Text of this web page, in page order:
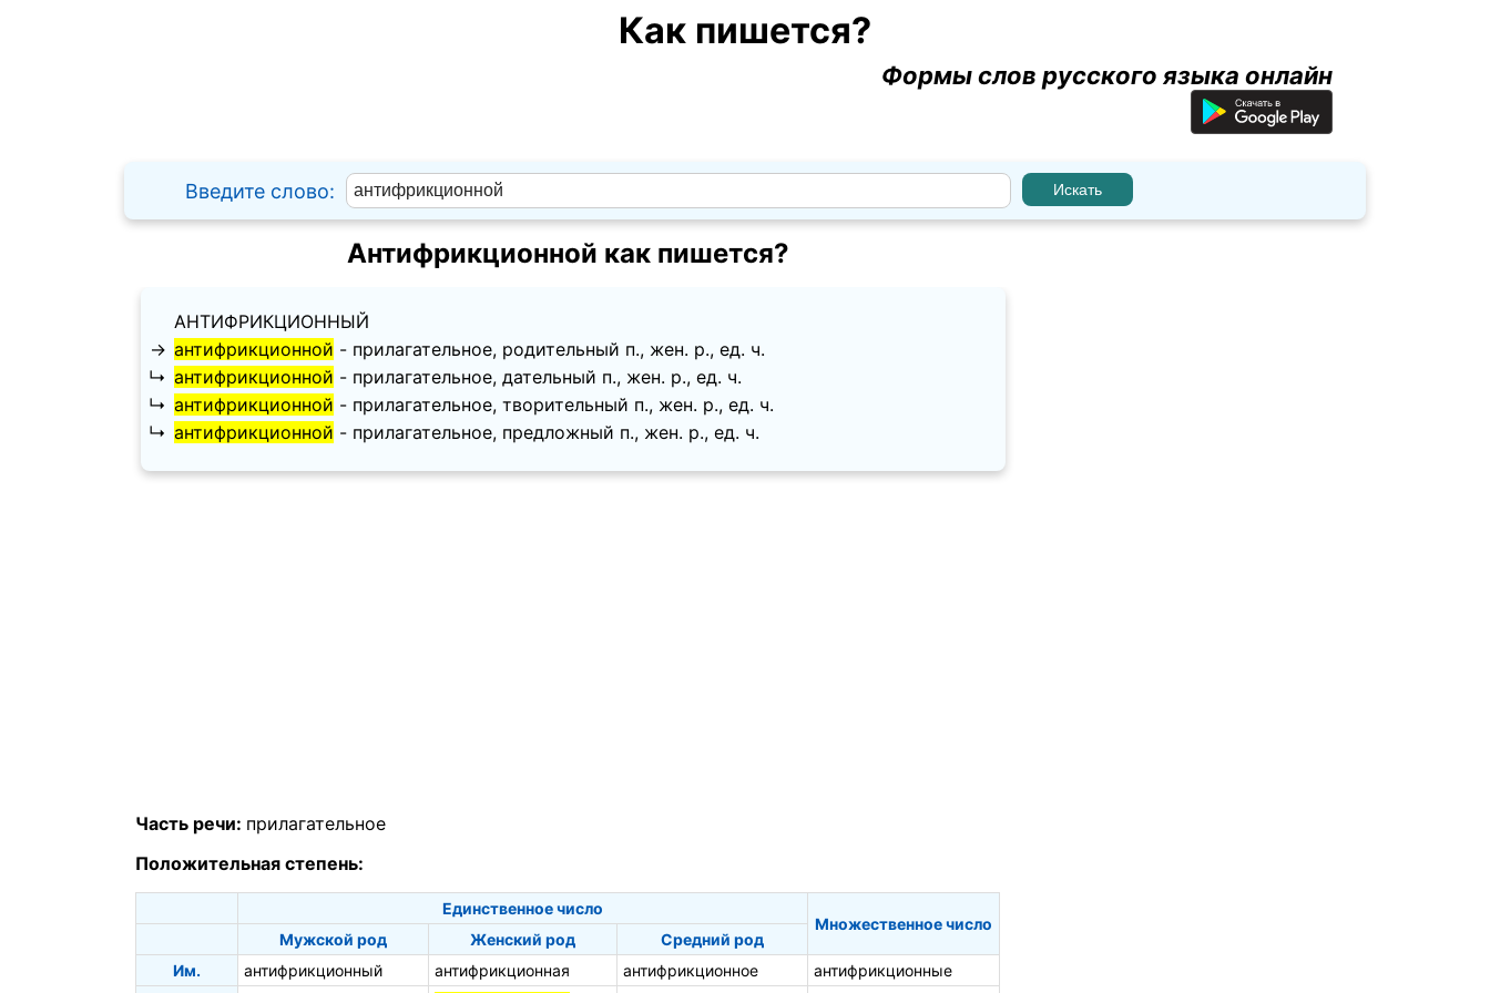
Как пишется?
Формы слов русского языка онлайн
Введите слово:
Антифрикционной как пишется?
АНТИФРИКЦИОННЫЙ
→ антифрикционной - прилагательное, родительный п., жен. p., ед. ч.
↳ антифрикционной - прилагательное, дательный п., жен. p., ед. ч.
↳ антифрикционной - прилагательное, творительный п., жен. p., ед. ч.
↳ антифрикционной - прилагательное, предложный п., жен. p., ед. ч.
Часть речи: прилагательное
Положительная степень:
Единственное число
Множественное число
Мужской род
Женский род
Средний род
Им.
антифрикционный антифрикционная антифрикционное
антифрикционные